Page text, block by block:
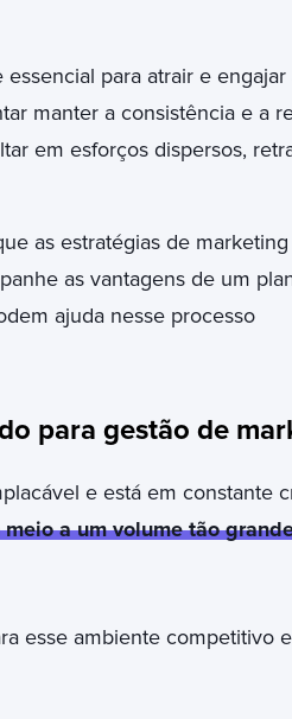
para atrair e
manter a consistência e a
em esforços dispersos,
as estratégias de
as vantagens de um
ajuda nesse processo
para gestão de
e está em constante
a um volume tão
esse ambiente competitivo